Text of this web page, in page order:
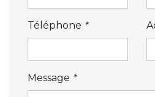
Téléphone *
Message *